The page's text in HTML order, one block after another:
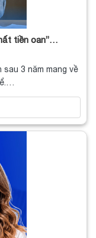
tiền oan”…
3 năm mang về